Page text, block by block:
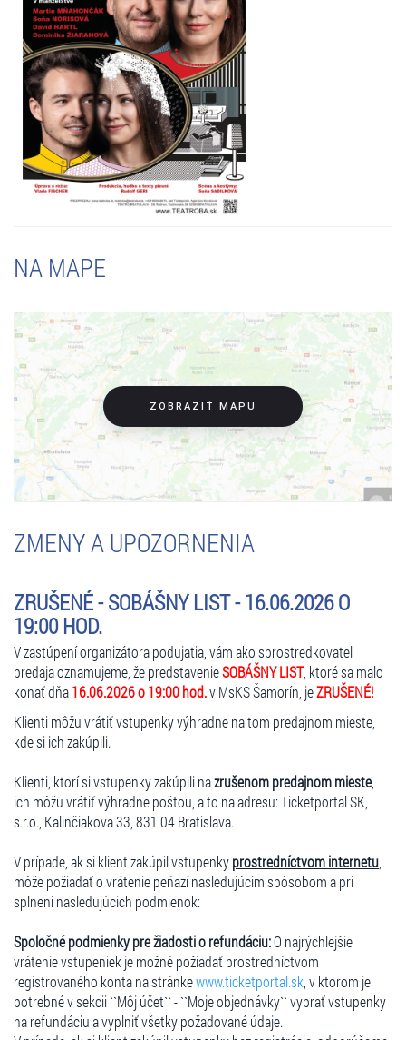
NA MAPE
ZOBRAZIŤ MAPU
ZMENY A UPOZORNENIA
ZRUŠENÉ - SOBÁŠNY LIST - 16.06.2026 O
19:00 HOD.
V zastúpení organizátora podujatia, vám ako sprostredkovateľ
predaja oznamujeme, že predstavenieSOBÁŠNY LIST, ktoré sa malo
konať dňa16.06.2026 o 19:00 hod.v MsKS Šamorín, jeZRUŠENÉ!
Klienti môžu vrátiť vstupenky výhradne na tom predajnom mieste,
kde si ich zakúpili.
Klienti, ktorí si vstupenky zakúpili nazrušenom predajnom mieste,
ich môžu vrátiť výhradne poštou, a to na adresu: Ticketportal SK,
s.r.o., Kalinčiakova 33, 831 04 Bratislava.
V prípade, ak si klient zakúpil vstupenkyprostredníctvom internetu
môže požiadať o vrátenie peňazí nasledujúcim spôsobom a pri
splnení nasledujúcich podmienok:
Spoločné podmienky pre žiadosti o refundáciu:O najrýchlejšie
vrátenie vstupeniek je možné požiadať prostredníctvom
registrovaného konta na stránkewww.ticketportal.sk , v ktorom je
potrebné v sekcii ``Môj účet`` - ``Moje objednávky`` vybrať vstupenky
na refundáciu a vyplniť všetky požadované údaje.